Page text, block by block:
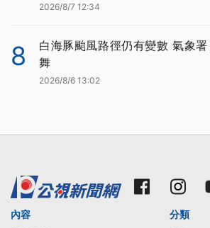
2026/8/7 12:34
8
白海豚颱風路徑仍有變數 氣象
舞
2026/8/6 13:02
內容
分類